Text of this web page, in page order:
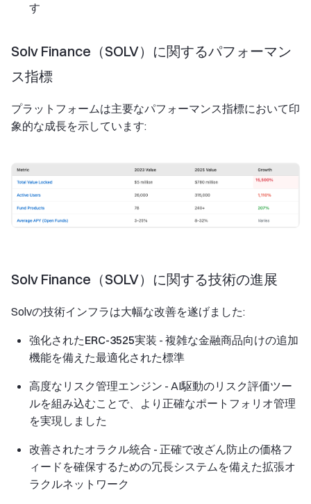
す
Solv Finance（SOLV）に関するパフォーマン
ス指標
プラットフォームは主要なパフォーマンス指標において印
象的な成長を示しています:
Solv Finance（SOLV）に関する技術の進展
Solvの技術インフラは大幅な改善を遂げました:
強化されたERC-3525実装 - 複雑な金融商品向けの追加
機能を備えた最適化された標準
高度なリスク管理エンジン - AI駆動のリスク評価ツー
ルを組み込むことで、より正確なポートフォリオ管理
を実現しました
改善されたオラクル統合 - 正確で改ざん防止の価格フ
ィードを確保するための冗長システムを備えた拡張オ
ラクルネットワーク